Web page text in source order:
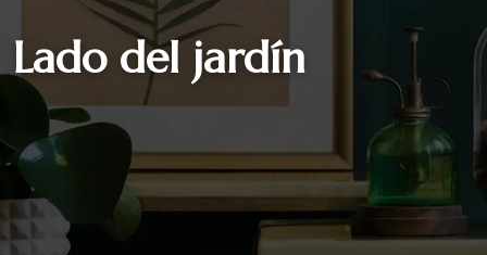
Lado del jardín